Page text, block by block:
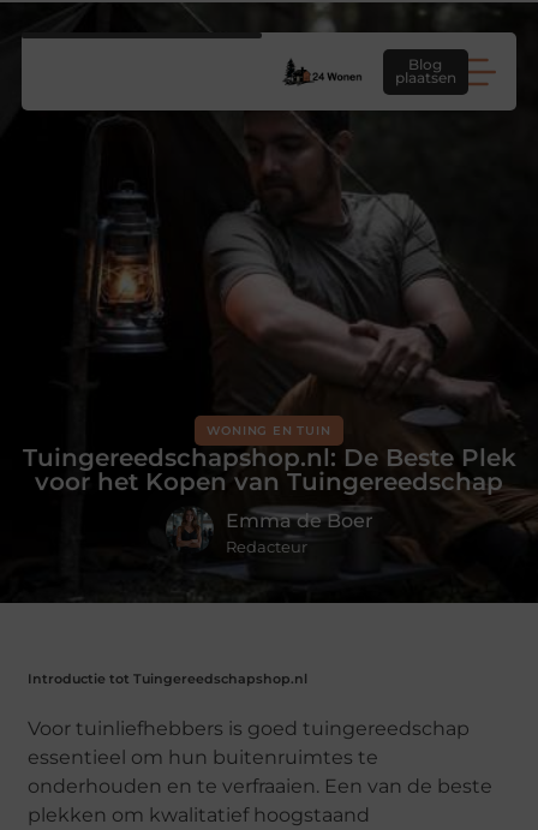
Blog
plaatsen
WONING EN TUIN
Tuingereedschapshop.nl: De Beste Plek
voor het Kopen van Tuingereedschap
Emma de Boer
Redacteur
Introductie tot Tuingereedschapshop.nl
Voor tuinliefhebbers is goed tuingereedschap
essentieel om hun buitenruimtes te
onderhouden en te verfraaien. Een van de beste
plekken om kwalitatief hoogstaand